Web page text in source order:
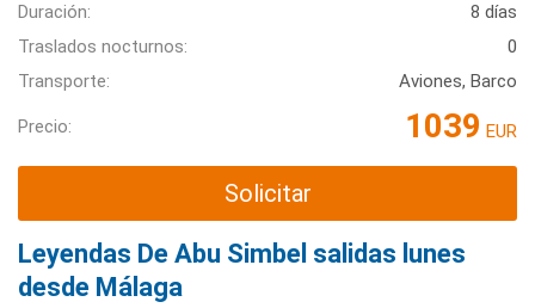
Duración:
8 días
Traslados nocturnos:
0
Transporte:
Aviones, Barco
Precio: 1039 EUR
Solicitar
Leyendas De Abu Simbel salidas lunes
desde Málaga